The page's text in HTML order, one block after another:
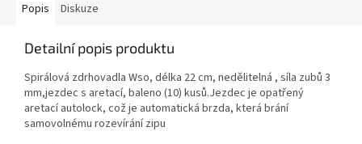
Popis Diskuze
Detailní popis produktu
Spirálová zdrhovadla Wso, délka 22 cm, nedělitelná , síla zubů 3
mm,jezdec s aretací, baleno (10) kusů.Jezdec je opatřený
aretací autolock, což je automatická brzda, která brání
samovolnému rozevírání zipu